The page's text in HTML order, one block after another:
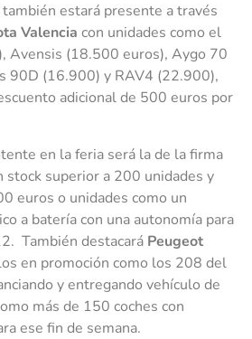
estará presente a través
Valencia con unidades como el
Avensis (18.500 euros), Aygo 70
90D (16.900) y RAV4 (22.900),
adicional de 500 euros por
en la feria será la de la firma
stock superior a 200 unidades y
euros o unidades como un
a batería con una autonomía para
También destacará Peugeot
en promoción como los 208 del
y entregando vehículo de
más de 150 coches con
ese fin de semana.